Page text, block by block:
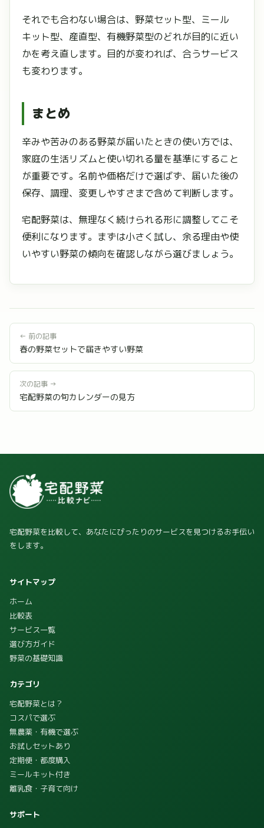
それでも合わない場合は、野菜セット型、ミール
キット型、産直型、有機野菜型のどれが目的に近い
かを考え直します。目的が変われば、合うサービス
も変わります。
まとめ
辛みや苦みのある野菜が届いたときの使い方では、
家庭の生活リズムと使い切れる量を基準にすること
が重要です。名前や価格だけで選ばず、届いた後の
保存、調理、変更しやすさまで含めて判断します。
宅配野菜は、無理なく続けられる形に調整してこそ
便利になります。まずは小さく試し、余る理由や使
いやすい野菜の傾向を確認しながら選びましょう。
← 前の記事
春の野菜セットで届きやすい野菜
次の記事 →
宅配野菜の旬カレンダーの見方
宅配野菜を比較して、あなたにぴったりのサービスを見つけるお手伝い
をします。
サイトマップ
ホーム
比較表
サービス一覧
選び方ガイド
野菜の基礎知識
カテゴリ
宅配野菜とは？
コスパで選ぶ
無農薬・有機で選ぶ
お試しセットあり
定期便・都度購入
ミールキット付き
離乳食・子育て向け
サポート